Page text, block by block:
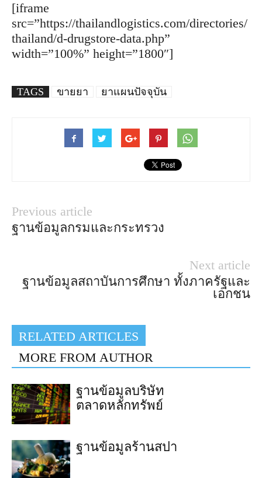
[iframe
src=”https://thailandlogistics.com/directories/
thailand/d-drugstore-data.php”
width=”100%” height=”1800″]
TAGS ขายยา ยาแผนปัจจุบัน
Previous article
ฐานข้อมูลกรมและกระทรวง
Next article
ฐานข้อมูลสถาบันการศึกษา ทั้งภาครัฐและ
เอกชน
RELATED ARTICLES
MORE FROM AUTHOR
ฐานข้อมูลบริษัท
ตลาดหลักทรัพย์
ฐานข้อมูลร้านสปา